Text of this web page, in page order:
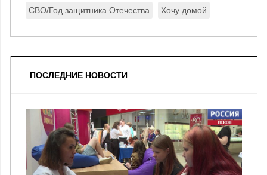
СВО/Год защитника Отечества Хочу домой
ПОСЛЕДНИЕ НОВОСТИ